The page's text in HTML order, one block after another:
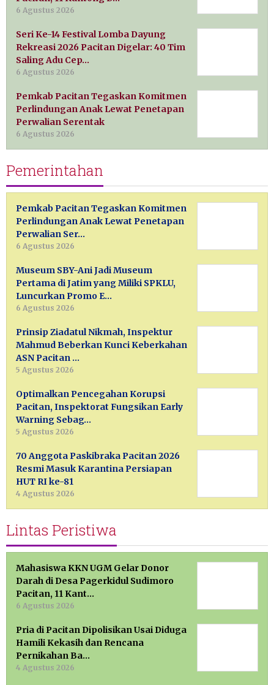
6 Agustus 2026
Seri Ke-14 Festival Lomba Dayung
Rekreasi 2026 Pacitan Digelar: 40 Tim
Saling Adu Cep…
6 Agustus 2026
Pemkab Pacitan Tegaskan Komitmen
Perlindungan Anak Lewat Penetapan
Perwalian Serentak
6 Agustus 2026
Pemerintahan
Pemkab Pacitan Tegaskan Komitmen
Perlindungan Anak Lewat Penetapan
Perwalian Ser…
6 Agustus 2026
Museum SBY-Ani Jadi Museum
Pertama di Jatim yang Miliki SPKLU,
Luncurkan Promo E…
6 Agustus 2026
Prinsip Ziadatul Nikmah, Inspektur
Mahmud Beberkan Kunci Keberkahan
ASN Pacitan …
5 Agustus 2026
Optimalkan Pencegahan Korupsi
Pacitan, Inspektorat Fungsikan Early
Warning Sebag…
5 Agustus 2026
70 Anggota Paskibraka Pacitan 2026
Resmi Masuk Karantina Persiapan
HUT RI ke-81
4 Agustus 2026
Lintas Peristiwa
Mahasiswa KKN UGM Gelar Donor
Darah di Desa Pagerkidul Sudimoro
Pacitan, 11 Kant…
6 Agustus 2026
Pria di Pacitan Dipolisikan Usai Diduga
Hamili Kekasih dan Rencana
Pernikahan Ba…
4 Agustus 2026